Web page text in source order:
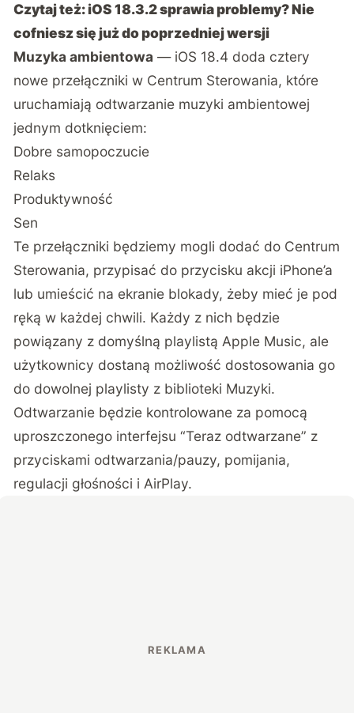
Czytaj też:iOS 18.3.2 sprawia problemy? Nie
cofniesz się już do poprzedniej wersji
Muzyka ambientowa — iOS 18.4 doda cztery
nowe przełączniki w Centrum Sterowania, które
uruchamiają odtwarzanie muzyki ambientowej
jednym dotknięciem:
Dobre samopoczucie
Relaks
Produktywność
Sen
Te przełączniki będziemy mogli dodać do Centrum
Sterowania, przypisać do przycisku akcji iPhone’a
lub umieścić na ekranie blokady, żeby mieć je pod
ręką w każdej chwili. Każdy z nich będzie
powiązany z domyślną playlistą Apple Music, ale
użytkownicy dostaną możliwość dostosowania go
do dowolnej playlisty z biblioteki Muzyki.
Odtwarzanie będzie kontrolowane za pomocą
uproszczonego interfejsu “Teraz odtwarzane” z
przyciskami odtwarzania/pauzy, pomijania,
regulacji głośności i AirPlay.